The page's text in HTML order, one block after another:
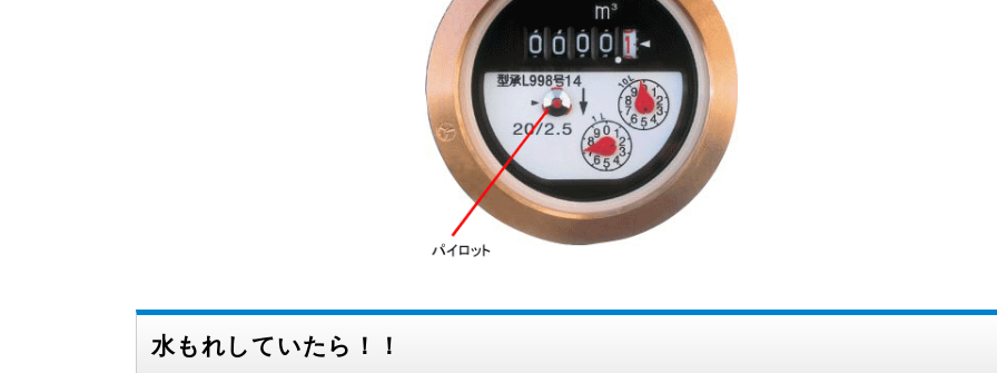
水もれしていたら！！